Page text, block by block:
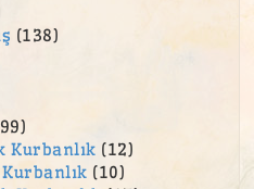
(138)
Kurbanlık (12)
(10)